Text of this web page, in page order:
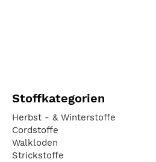
Stoffkategorien
Herbst - & Winterstoffe
Cordstoffe
Walkloden
Strickstoffe